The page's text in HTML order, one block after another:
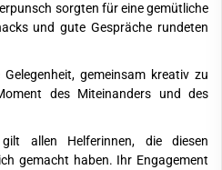
sorgten für eine gemütliche
und gute Gespräche rundeten
gemeinsam kreativ zu
des Miteinanders und des
allen Helferinnen, die diesen
gemacht haben. Ihr Engagement